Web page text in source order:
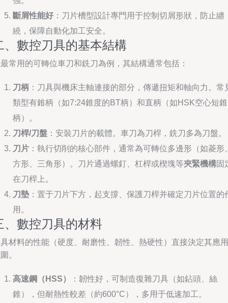
斷屑性能好 ：刀片槽型設計專門用于控制切屑形狀，防止纏
繞，保障自動化加工安全。
、數控刀具的基本結構
常用的可轉位車刀和銑刀為例，其結構通常包括：
刀柄 ：刀具與機床主軸連接的部分，傳遞扭矩和軸向力。常
類型有錐柄（如7:24錐度的BT柄）和直柄（如HSK空心短錐
柄）。
刀桿/刀盤 ：安裝刀片的載體。車刀為刀桿，銑刀多為刀盤。
刀片 ：執行切削的核心部件，通常為可轉位多邊形（如菱形
方形、三角形）。刀片通過螺釘、杠桿或楔塊等夾緊機構固
在刀桿上。
刀墊 ：置于刀片下方，起支撐、保護刀桿并確定刀片位置的
用。
、數控刀具的材料
材料的性能（硬度、耐磨性、韌性、熱硬性）直接決定其應用
。
高速鋼（HSS）
：韌性好，可制造復雜刀具（如鉆頭、絲
錐），但耐熱性較差（約600°C），多用于低速加工。